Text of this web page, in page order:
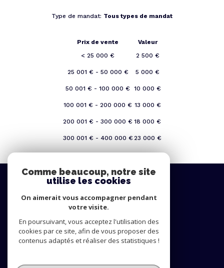
Type de mandat: Tous types de mandat
Prix de vente
Valeur
< 25 000 € 2 500 €
25 001 € - 50 000 € 5 000 €
50 001 € - 100 000 € 10 000 €
100 001 € - 200 000 € 13 000 €
200 001 € - 300 000 € 18 000 €
300 001 € - 400 000 €23 000 €
>400 001 € 6 %
SE
espace propriétaire
NOUS
Comme beaucoup, notre site
utilise les cookies
On aimerait vous accompagner pendant
votre visite.
En poursuivant, vous acceptez l'utilisation des
cookies par ce site, afin de vous proposer des
contenus adaptés et réaliser des statistiques !